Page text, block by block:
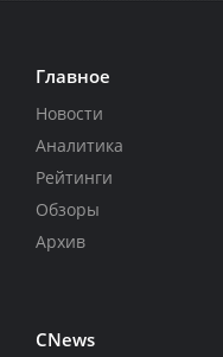
Главное
Новости
Аналитика
Рейтинги
Обзоры
Архив
CNews